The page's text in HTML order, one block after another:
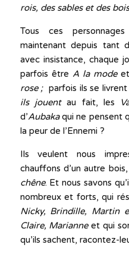
rois, des sables et des bois
Tous ces
maintenant depuis tant
avec insistance, chaque
parfois être A la modeet
rose ; parfois ils se livrent
ils jouentau fait, les
d’Aubakaqui ne pensent
la peur de l’Ennemi ?
Ils veulent nous
chauffons d’un autre
chêne. Et nous savons
nombreux et forts, qui
Nicky, Brindille, Martin
Claire, Marianneet qui
qu’ils sachent, racontez-